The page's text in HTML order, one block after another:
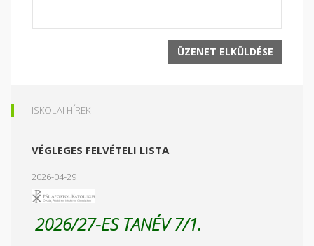
ISKOLAI HÍREK
VÉGLEGES FELVÉTELI LISTA
2026-04-29
2026/27-ES TANÉV 7/1.